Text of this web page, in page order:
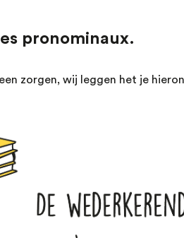
pronominaux.
zorgen, wij leggen het je